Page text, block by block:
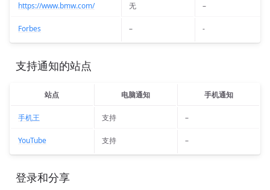
https://www.bmw.com/ 无 –
Forbes – -
支持通知的站点
站点 电脑通知 手机通知
手机王 支持 –
YouTube 支持 –
登录和分享